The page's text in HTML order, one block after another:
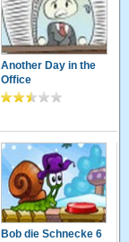
Another Day in the
Office
Bob die Schnecke 6